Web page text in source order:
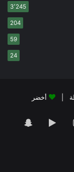
3٬245
204
59
24
أخضر
انستقرام‏Google